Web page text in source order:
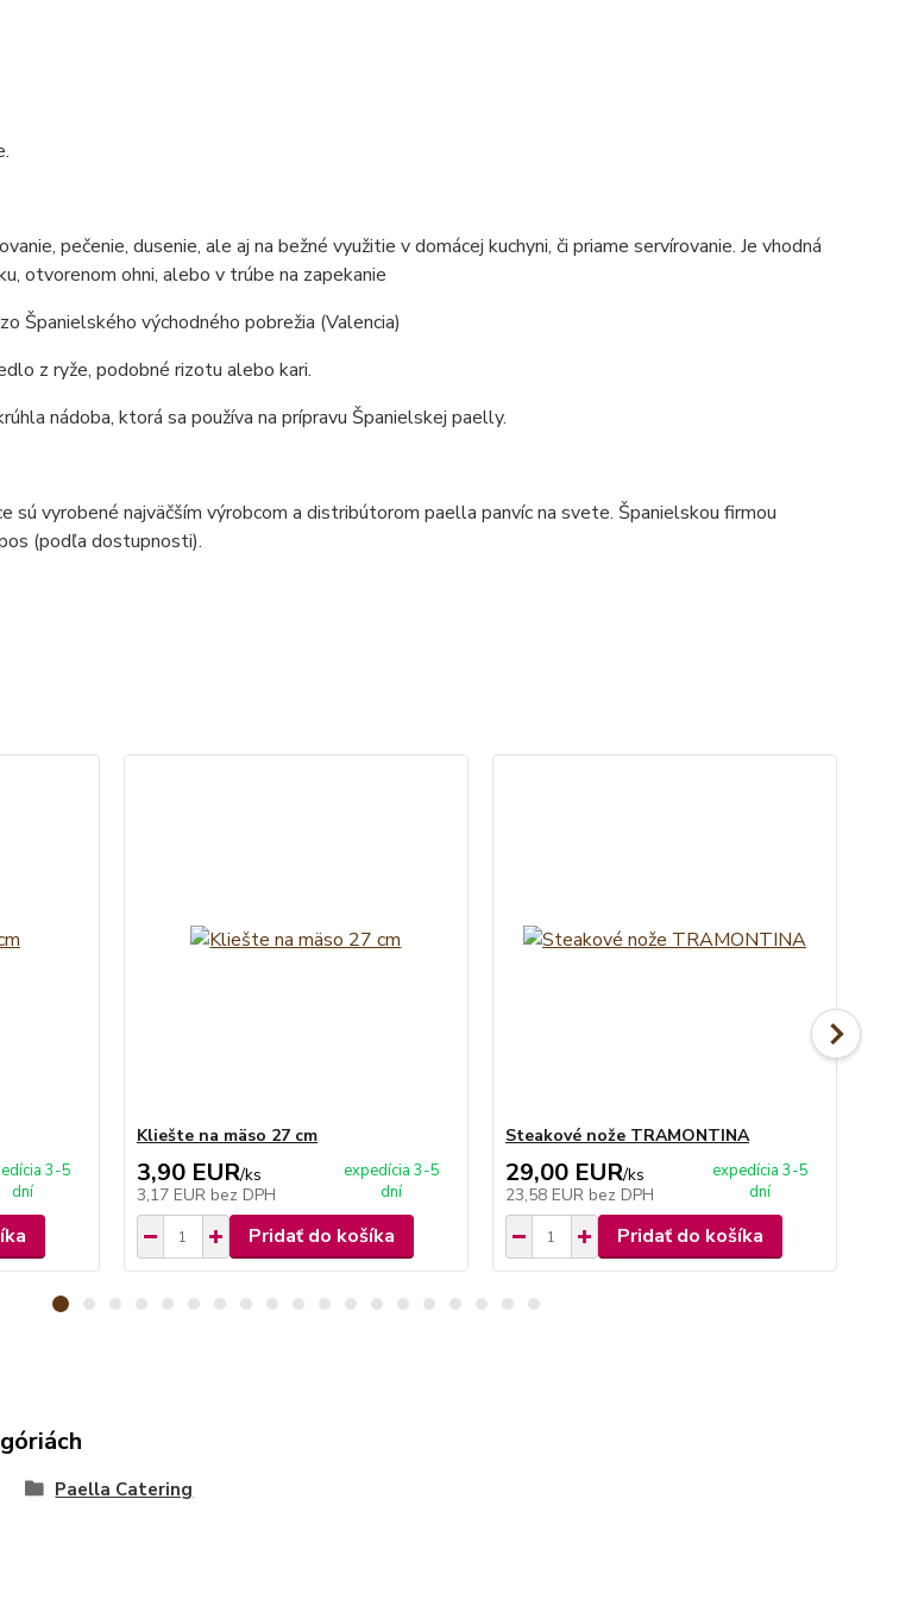
pečenie, dusenie, ale aj na bežné využitie v domácej kuchyni, či priame servírovanie. Je vhodná
otvorenom ohni, alebo v trúbe na zapekanie
Španielského východného pobrežia (Valencia)
z ryže, podobné rizotu alebo kari.
nádoba, ktorá sa používa na prípravu Španielskej paelly.
sú vyrobené najväčším výrobcom a distribútorom paella panvíc na svete. Španielskou firmou
(podľa dostupnosti).
3-5
dní
Kliešte na mäso 27 cm
3,90 EUR/ks
3,17 EUR bez DPH
expedícia 3-5
dní
Pridať do košíka
Steakové nože TRAMONTINA
29,00 EUR/ks
23,58 EUR bez DPH
expedícia 3-5
dní
Pridať do košíka
Paella Catering